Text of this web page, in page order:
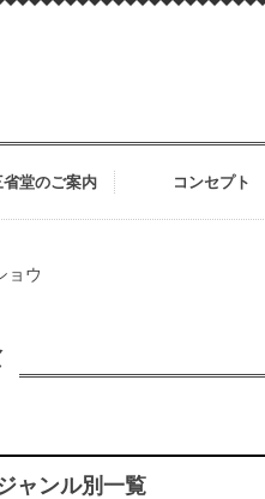
省堂のご案内 コンセプト
ョウ
ャンル別一覧